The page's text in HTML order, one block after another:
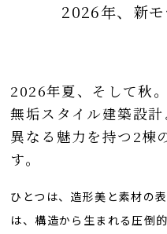
2026年、新モ
2026年夏、そして秋。
無垢スタイル建築設計
異なる魅力を持つ2棟
す。
ひとつは、造形美と素材の
は、構造から生まれる圧倒